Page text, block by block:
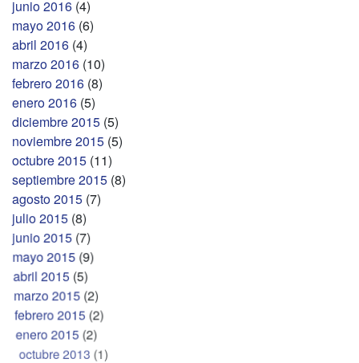
junio 2016 (4)
mayo 2016 (6)
abril 2016 (4)
marzo 2016 (10)
febrero 2016 (8)
enero 2016 (5)
diciembre 2015 (5)
noviembre 2015 (5)
octubre 2015 (11)
septiembre 2015 (8)
agosto 2015 (7)
julio 2015 (8)
junio 2015 (7)
mayo 2015 (9)
abril 2015(5)
marzo 2015(2)
febrero 2015(2)
enero 2015(2)
octubre 2013(1)